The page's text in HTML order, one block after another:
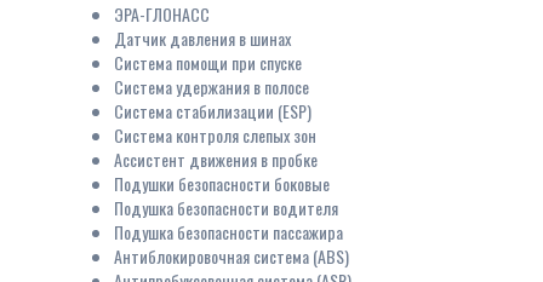
ЭРА-ГЛОНАСС
Датчик давления в шинах
Система помощи при спуске
Система удержания в полосе
Система стабилизации (ESP)
Система контроля слепых зон
Ассистент движения в пробке
Подушки безопасности боковые
Подушка безопасности водителя
Подушка безопасности пассажира
Антиблокировочная система (ABS)